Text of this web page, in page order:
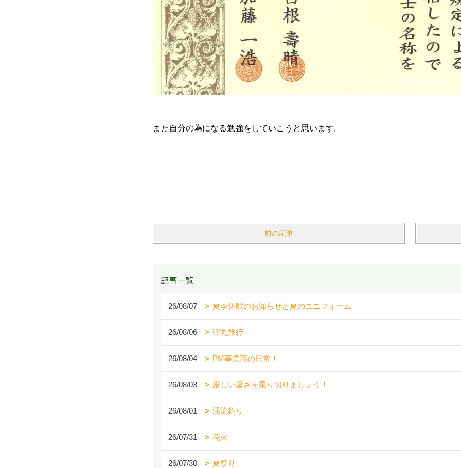
また自分の為になる勉強をしていこうと思います。
前の記事
記事一覧
26/08/07 夏季休暇のお知らせと夏のユニフォーム
26/08/06 弾丸旅行
26/08/04 PM事業部の日常！
26/08/03 厳しい暑さを乗り切りましょう！
26/08/01 渓流釣り
26/07/31 花火
26/07/30 夏祭り